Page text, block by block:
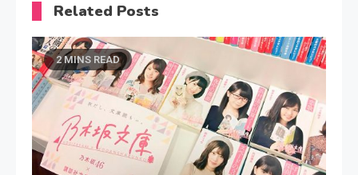
Related Posts
2 MINS READ